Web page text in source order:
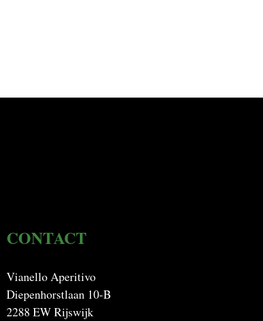
CONTACT
Vianello Aperitivo
Diepenhorstlaan 10-B
2288 EW Rijswijk